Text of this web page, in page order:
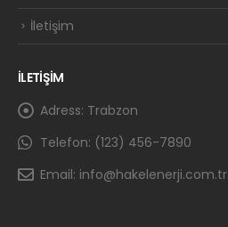
İletişim
İLETİŞİM
Adress: Trabzon
Telefon: (123) 456-7890
Email: info@hakelenerji.com.tr